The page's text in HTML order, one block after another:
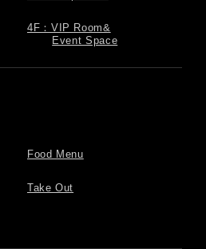
4F：VIP Room&
Event Space
Food Menu
Take Out